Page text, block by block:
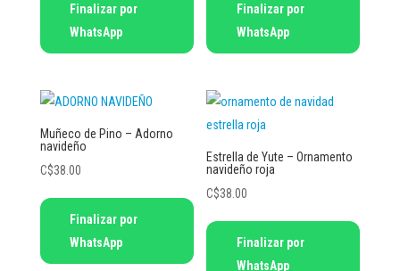
Finalizar por
WhatsApp
Finalizar por
WhatsApp
Muñeco de Pino – Adorno
navideño
C$38.00
Finalizar por
WhatsApp
Estrella de Yute – Ornamento
navideño roja
C$38.00
Finalizar por
WhatsApp